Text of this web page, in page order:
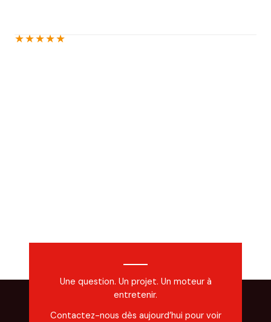
★★★★★
Une question. Un projet. Un moteur à
entretenir.
Contactez-nous dès aujourd’hui pour voir